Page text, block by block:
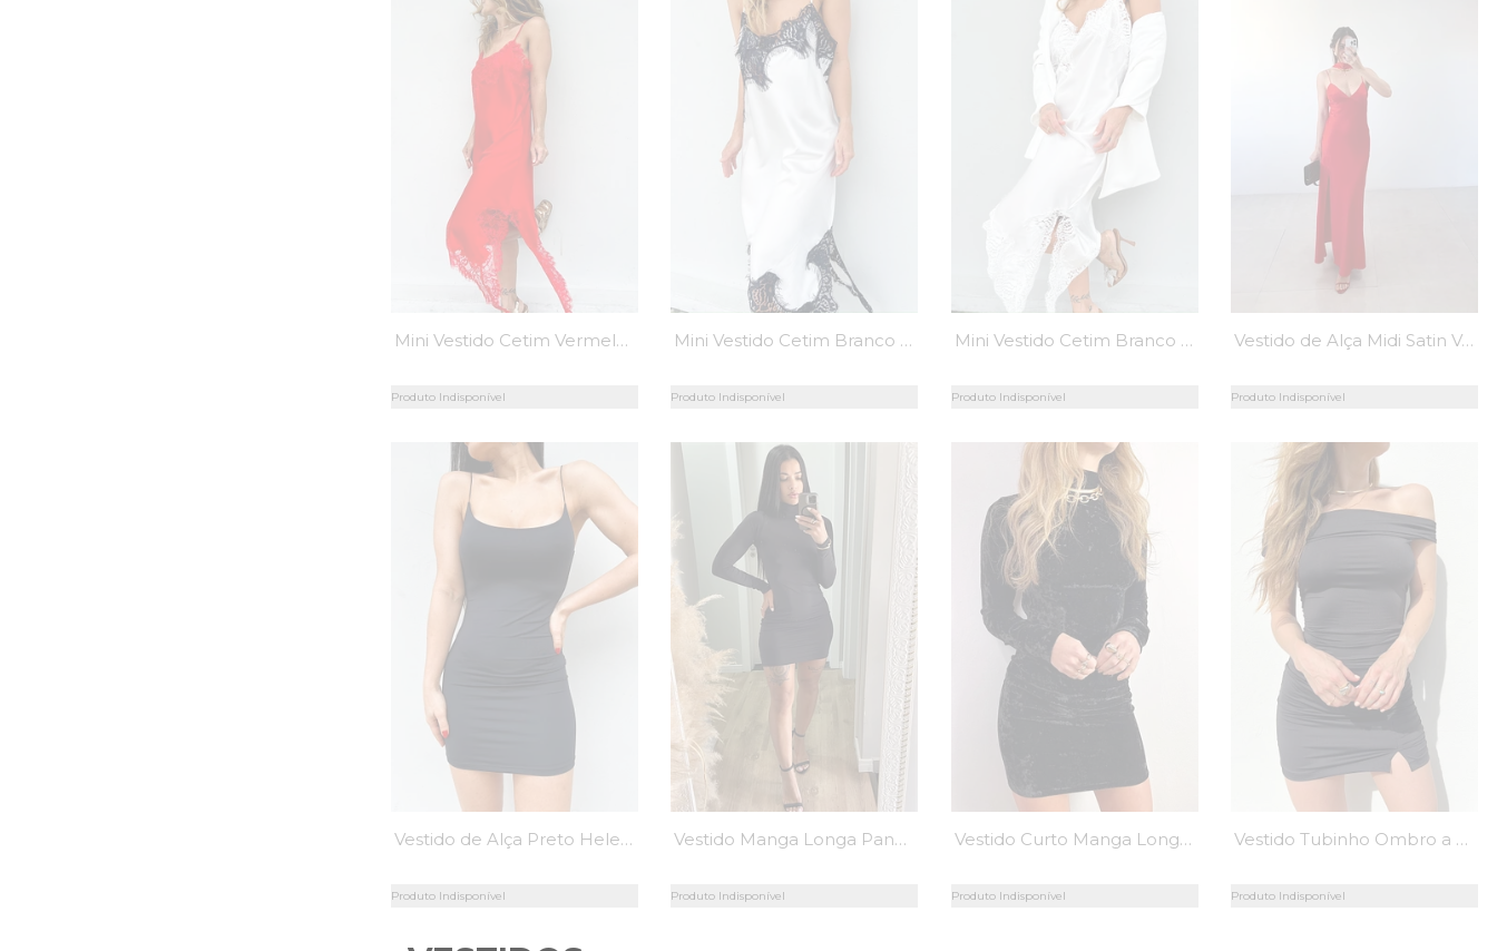
Mini Vestido Cetim Vermelho Rendado Chantilly - MiniMoni
Produto Indisponível
Mini Vestido Cetim Branco Rendado Preto Chantilly - MiniMoni
Produto Indisponível
Mini Vestido Cetim Branco Rendado Chantilly - MiniMoni
Produto Indisponível
Vestido de Alça Midi Satin Vermelho - MiniMoni
Produto Indisponível
Vestido de Alça Preto Helen - MiniMoni
Produto Indisponível
Vestido Manga Longa Pandora Preto - Mini Moni
Produto Indisponível
Vestido Curto Manga Longa Veludo Molhado Preto Lívia - Mini Moni
Produto Indisponível
Vestido Tubinho Ombro a Ombro Preto Sofia - Mini Moni
Produto Indisponível